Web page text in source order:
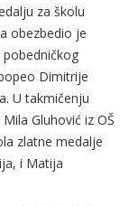
za školu
obezbedio je
Dimitrije
U takmičenju
Gluhović iz OŠ
zlatne medalje
i Matija